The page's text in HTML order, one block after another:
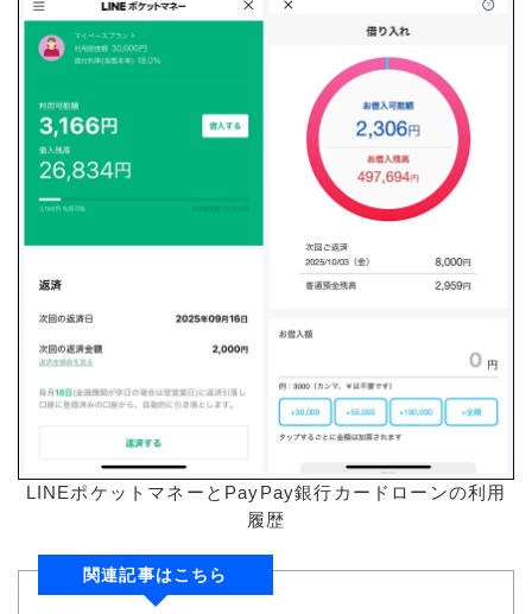
LINEポケットマネーとPayPay銀行カードローンの利用
履歴
関連記事はこちら